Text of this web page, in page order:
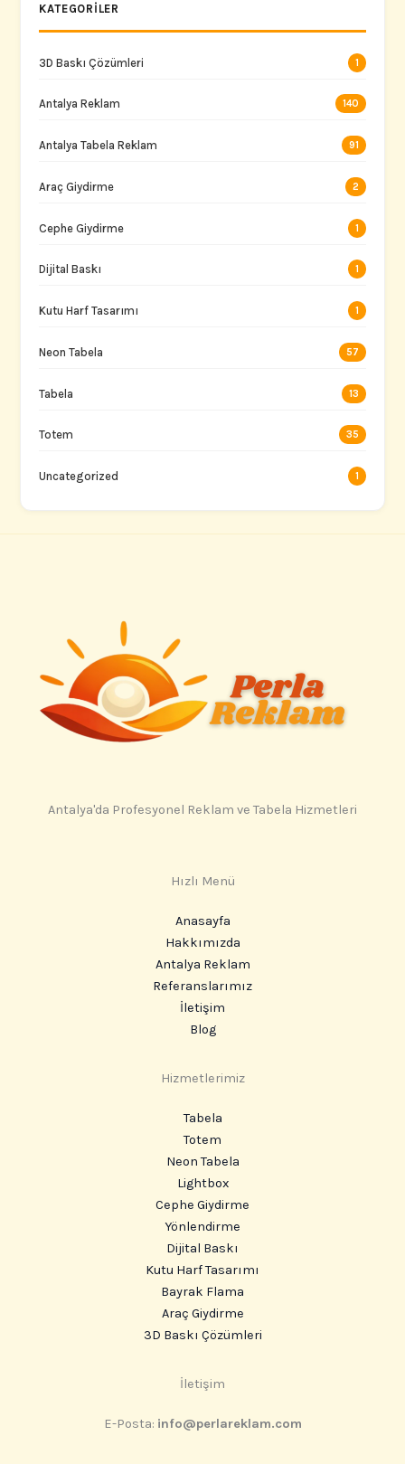
KATEGORILER
3D Baskı Çözümleri 1
Antalya Reklam 140
Antalya Tabela Reklam 91
Araç Giydirme 2
Cephe Giydirme 1
Dijital Baskı 1
Kutu Harf Tasarımı 1
Neon Tabela 57
Tabela 13
Totem 35
Uncategorized 1
Antalya'da Profesyonel Reklam ve Tabela Hizmetleri
Hızlı Menü
Anasayfa
Hakkımızda
Antalya Reklam
Referanslarımız
İletişim
Blog
Hizmetlerimiz
Tabela
Totem
Neon Tabela
Lightbox
Cephe Giydirme
Yönlendirme
Dijital Baskı
Kutu Harf Tasarımı
Bayrak Flama
Araç Giydirme
3D Baskı Çözümleri
İletişim
E-Posta: info@perlareklam.com